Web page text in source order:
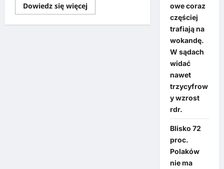
Dowiedz się więcej
owe coraz
częściej
trafiają na
wokandę.
W sądach
widać
nawet
trzycyfrow
y wzrost
rdr.
Blisko 72
proc.
Polaków
nie ma